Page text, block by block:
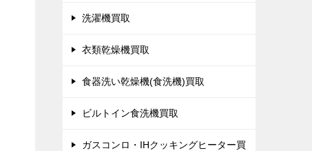
洗濯機買取
衣類乾燥機買取
食器洗い乾燥機(食洗機)買取
ビルトイン食洗機買取
ガスコンロ・IHクッキングヒーター買